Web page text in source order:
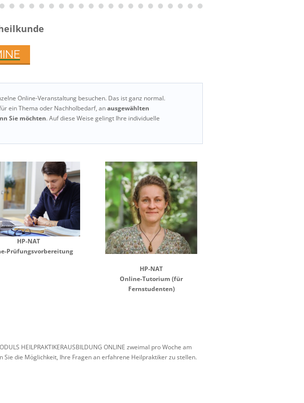
Online-Veranstaltung besuchen. Das ist ganz normal.
ein Thema oder Nachholbedarf, anausgewählten
Sie möchten. Auf diese Weise gelingt Ihre individuelle
HP-NAT
Prüfungsvorbereitung
HP-NAT
Online-Tutorium (für
Fernstudenten)
HEILPRAKTIKERAUSBILDUNG ONLINE zweimal pro Woche am
die Möglichkeit, Ihre Fragen an erfahrene Heilpraktiker zu stellen.